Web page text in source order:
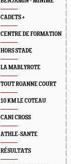
CADETS +
CENTRE DE FORMATION
HORS STADE
LA MABLYROTE
TOUT ROANNE COURT
10 KM LE COTEAU
CANI CROSS
ATHLE-SANTE
RÉSULTATS